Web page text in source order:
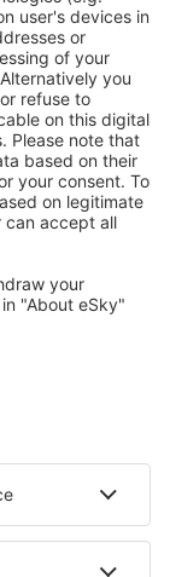
für eingeloggte
Hotels,